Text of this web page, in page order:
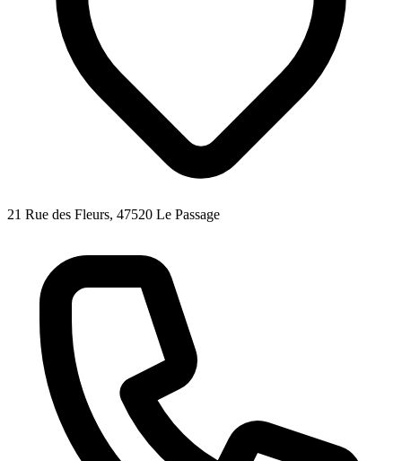
21 Rue des Fleurs, 47520 Le Passage